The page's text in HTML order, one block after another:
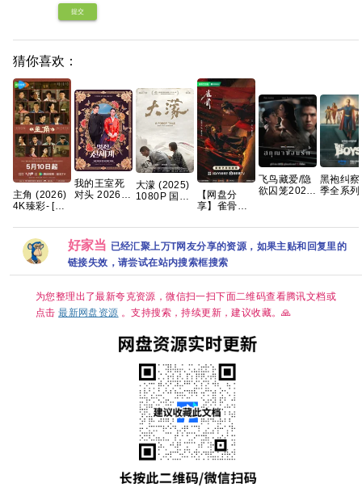
提交
猜你喜欢：
主角 (2026)
4K臻彩- [剧
浩存/秦海璐
国语中字 [单
集约1GB]
我的王室死
对头 2026
情】 【林智
妍 / 许南
俊】【韩剧
中字】
大濛 (2025)
1080P 国语
【网盘分
享】雀骨
集国语中字
1080P高码
艾米侯明昊
古装爱情
飞鸟藏爱/隐
欲囚笼2026
黑袍纠
季全系列 手
好家当 已经汇聚上万T网友分享的资源，如果主贴和回复里的
链接失效，请尝试在站内搜索框搜索
为您整理出了最新夸克资源，微信扫一扫下面二维码查看腾讯文档或
点击最新网盘资源 。支持搜索，持续更新，建议收藏。🙏